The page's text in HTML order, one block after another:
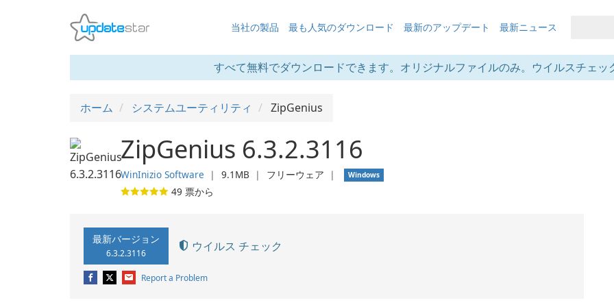
当社の製品 最も人気のダウンロード 最新のアップデート 最新ニュース
すべて無料でダウンロードできます。オリジナルファイルのみ。ウイルスチェッ
ホーム システムユーティリティ ZipGenius
ZipGenius 6.3.2.3116
WinInizio Software ❘ 9.1MB ❘ フリーウェア ❘ Windows
49 票から
最新バージョン
6.3.2.3116 ウイルス チェック
Report a Problem